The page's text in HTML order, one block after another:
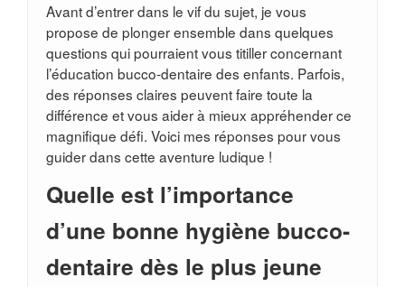
Avant d’entrer dans le vif du sujet, je vous
propose de plonger ensemble dans quelques
questions qui pourraient vous titiller concernant
l’éducation bucco-dentaire des enfants. Parfois,
des réponses claires peuvent faire toute la
différence et vous aider à mieux appréhender ce
magnifique défi. Voici mes réponses pour vous
guider dans cette aventure ludique !
Quelle est l’importance
d’une bonne hygiène bucco-
dentaire dès le plus jeune